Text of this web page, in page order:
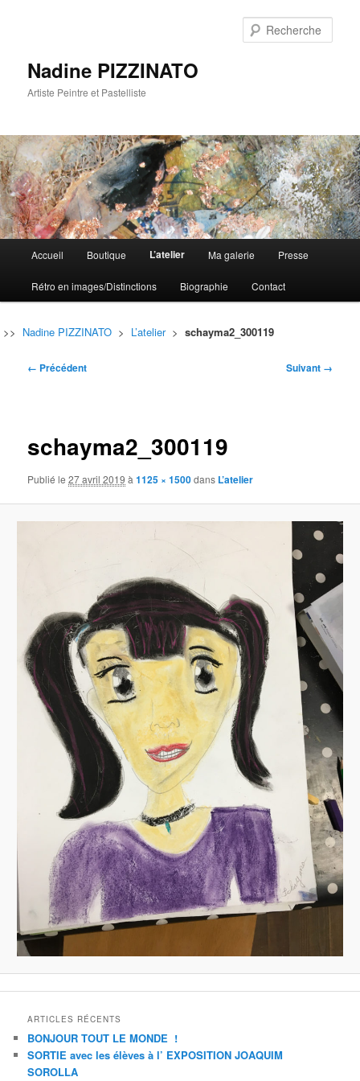
Nadine PIZZINATO
Artiste Peintre et Pastelliste
principal
Aller
au
contenu
principal
Aller
au
contenu
secondaire
Accueil Boutique L’atelier Ma galerie Presse
Rétro en images/Distinctions Biographie Contact
>> Nadine PIZZINATO > L’atelier> schayma2_300119
Navigation
← Précédent Suivant →
schayma2_300119
Publié le27 avril 2019 à1125 × 1500dans L’atelier
ARTICLES RÉCENTS
BONJOUR TOUT LE MONDE !
SORTIE avec les élèves à l’ EXPOSITION JOAQUIM
SOROLLA